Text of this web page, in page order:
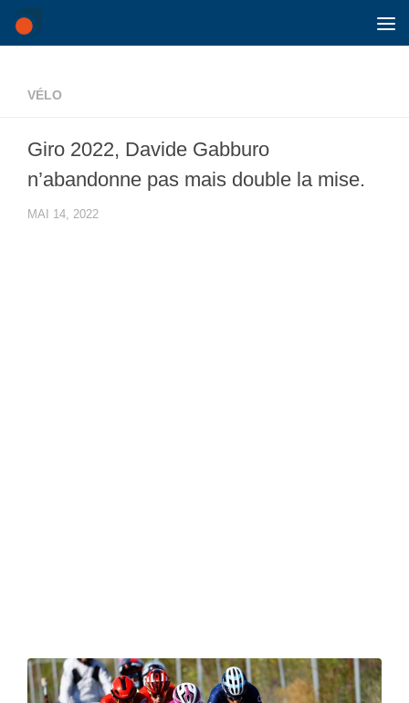
Skip to content
VÉLO
Giro 2022, Davide Gabburo
n’abandonne pas mais double la mise.
MAI 14, 2022